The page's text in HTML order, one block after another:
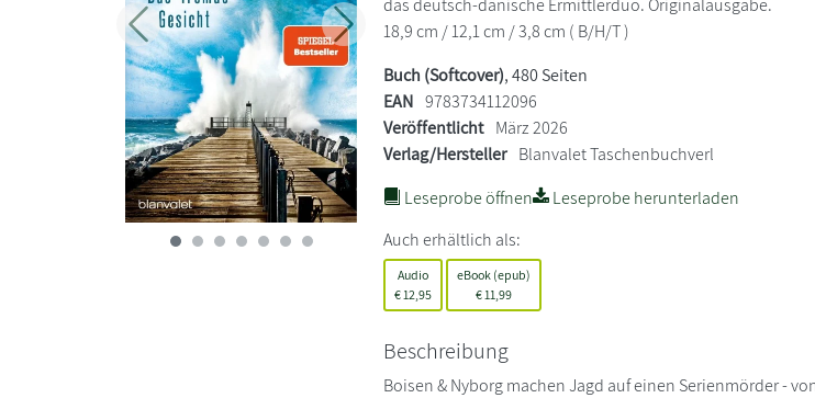
Zurück Weiter18,9 cm / 12,1 cm / 3,8 cm ( B/H/T )
Buch (Softcover), 480 Seiten
EAN 9783734112096
Veröffentlicht März 2026
Verlag/Hersteller Blanvalet Taschenbuchverl
Leseprobe öffnen
Leseprobe herunterladen
Auch erhältlich als:
Audio
€ 12,95
eBook (epub)
€ 11,99
Beschreibung
Boisen & Nyborg machen Jagd auf einen Serienmörder -